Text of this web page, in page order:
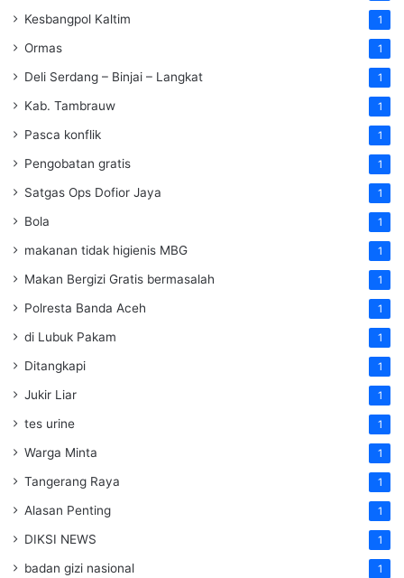
Kesbangpol Kaltim 1
Ormas 1
Deli Serdang – Binjai – Langkat 1
Kab. Tambrauw 1
Pasca konflik 1
Pengobatan gratis 1
Satgas Ops Dofior Jaya 1
Bola 1
makanan tidak higienis MBG 1
Makan Bergizi Gratis bermasalah 1
Polresta Banda Aceh 1
di Lubuk Pakam 1
Ditangkapi 1
Jukir Liar 1
tes urine 1
Warga Minta 1
Tangerang Raya 1
Alasan Penting 1
DIKSI NEWS 1
badan gizi nasional 1